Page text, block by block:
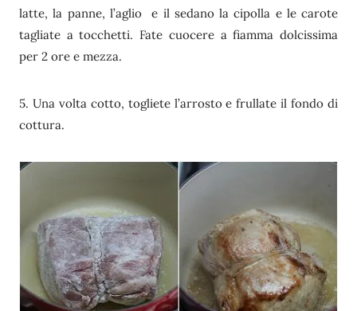
latte, la panne, l’aglio e il sedano la cipolla e le carote
tagliate a tocchetti. Fate cuocere a fiamma dolcissima
per 2 ore e mezza.
5. Una volta cotto, togliete l’arrosto e frullate il fondo di
cottura.